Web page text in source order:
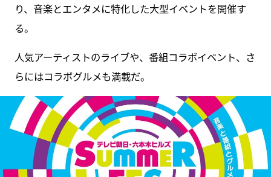
り、音楽とエンタメに特化した大型イベントを開催す
る。
人気アーティストのライブや、番組コラボイベント、さ
らにはコラボグルメも満載だ。